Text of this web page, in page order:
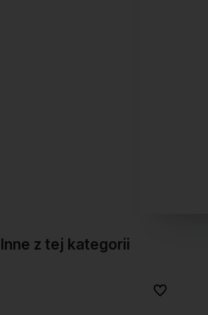
Inne z tej kategorii
Do ulubionych
Do ulubionych